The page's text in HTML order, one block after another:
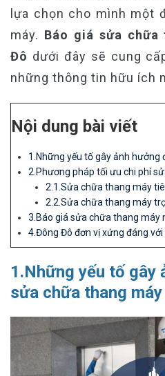
lựa chọn cho mình một
máy. Báo giá sửa chữa
Đô dưới đây sẽ cung
những thông tin hữu ích
Nội dung bài viết
1.Những yếu tố gây ảnh
2.Phương pháp tối ưu chi phí
2.1.Sửa chữa thang máy
2.2.Sửa chữa thang máy
3.Báo giá sửa chữa thang máy
4.Đông Đô đơn vị xứng đáng
1.Những yếu tố gây
sửa chữa thang máy